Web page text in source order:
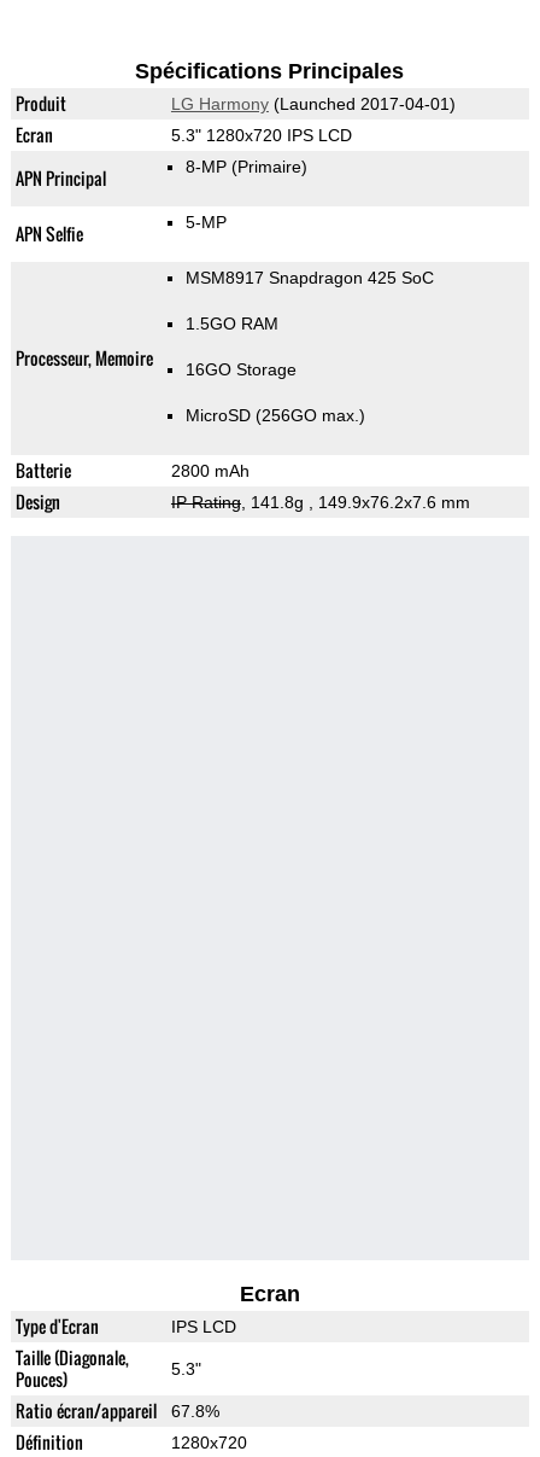
Spécifications Principales
Produit LG Harmony(Launched 2017-04-01)
Ecran 5.3" 1280x720 IPS LCD
APN Principal 8-MP (Primaire)
APN Selfie 5-MP
Processeur, Memoire
MSM8917 Snapdragon 425 SoC
1.5GO RAM
16GO Storage
MicroSD (256GO max.)
Batterie 2800 mAh
Design IP Rating, 141.8g , 149.9x76.2x7.6 mm
Ecran
Type d'Ecran IPS LCD
Taille (Diagonale,
Pouces)
5.3"
Ratio écran/appareil 67.8%
Définition 1280x720